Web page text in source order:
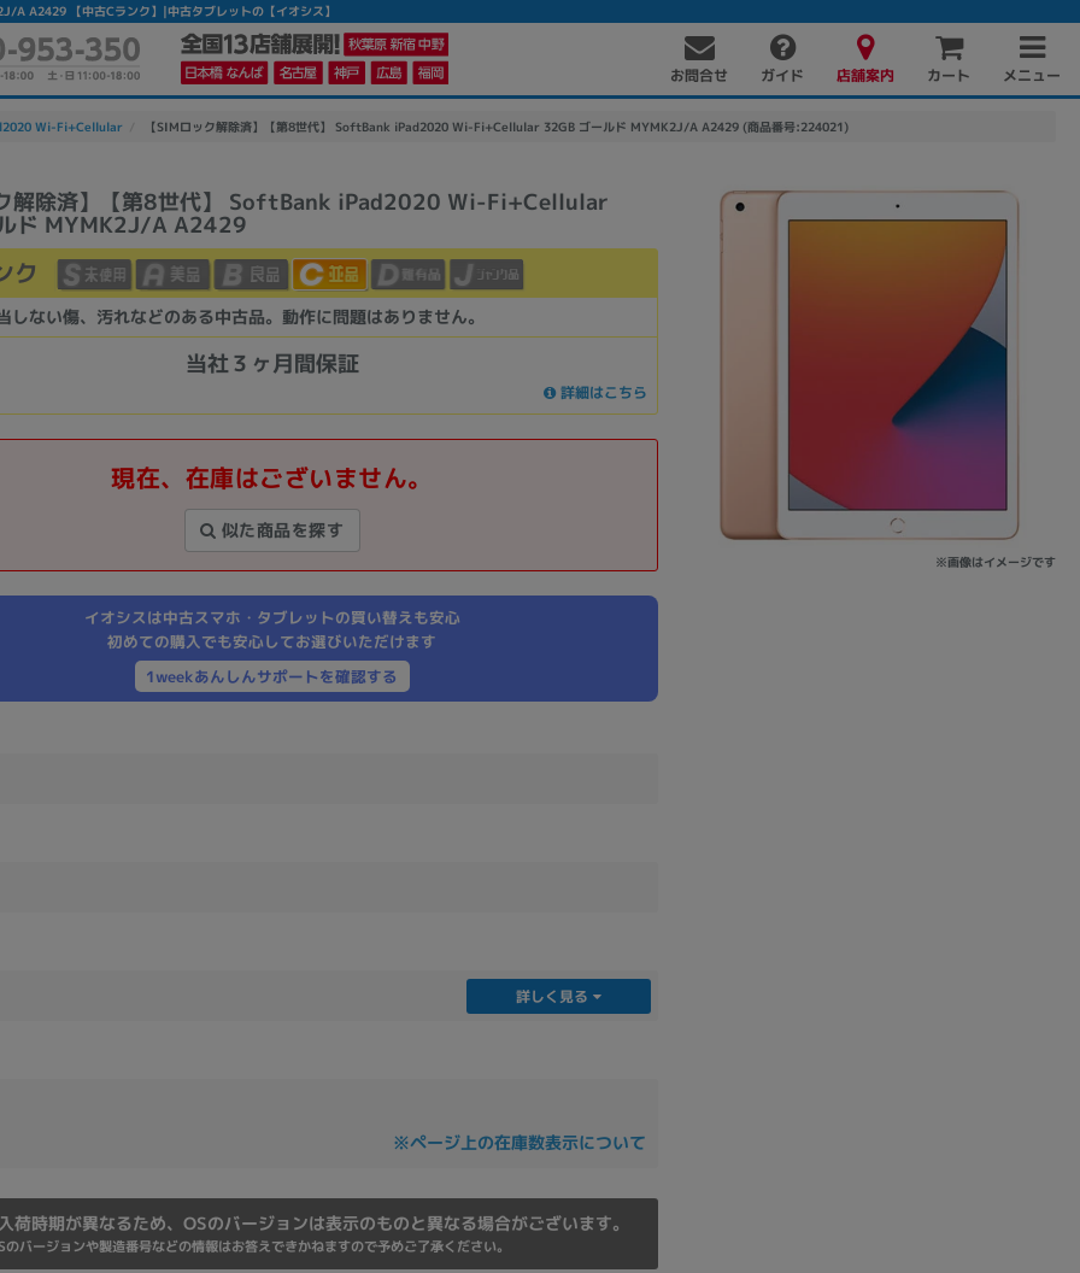
A2429 【中古Cランク】|中古タブレットの【イオシス】
お問合せ ガイド 店舗案内 カート メニュー
Wi-Fi+Cellular 【SIMロック解除済】【第8世代】 SoftBank iPad2020 Wi-Fi+Cellular 32GB ゴールド MYMK2J/A A2429 (商品番号:224021)
ク解除済】【第8世代】 SoftBank iPad2020 Wi-Fi+Cellular
ド MYMK2J/A A2429
※画像はイメージです
ク
しない傷、汚れなどのある中古品。動作に問題はありません。
当社３ヶ月間保証
詳細はこちら
現在、在庫はございません。
似た商品を探す
イオシスは中古スマホ・タブレットの買い替えも安心
初めての購入でも安心してお選びいただけます
1weekあんしんサポートを確認する
詳しく見る
※ページ上の在庫数表示について
荷時期が異なるため、OSのバージョンは表示のものと異なる場合がございます。
のバージョンや製造番号などの情報はお答えできかねますので予めご了承ください。
かんたんパソコン検索に切り替える
カテゴリー
ノートPC デスクPC
VAIO
メーカー
Apple SONY TOSHIBA Panasonic FUJITSU
Asus HP
メモリ
~